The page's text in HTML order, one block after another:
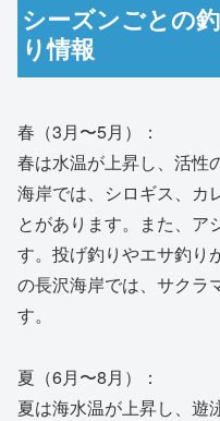
シーズンごとの
り情報
春（3月〜5月）：
春は水温が上昇し、活性
海岸では、シロギス、カ
とがあります。また、ア
す。投げ釣りやエサ釣り
の長沢海岸では、サクラ
す。
夏（6月〜8月）：
夏は海水温が上昇し、遊